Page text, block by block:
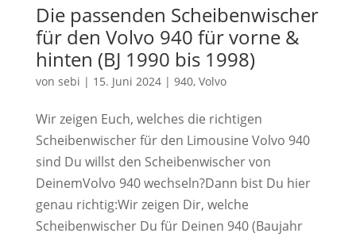
Die passenden Scheibenwischer
für den Volvo 940 für vorne &
hinten (BJ 1990 bis 1998)
von sebi | 15. Juni 2024| 940, Volvo
Wir zeigen Euch, welches die richtigen
Scheibenwischer für den Limousine Volvo 940
sind Du willst den Scheibenwischer von
DeinemVolvo 940 wechseln?Dann bist Du hier
genau richtig:Wir zeigen Dir, welche
Scheibenwischer Du für Deinen 940 (Baujahr